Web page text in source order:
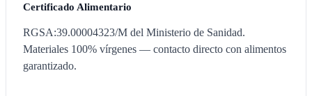
Certificado Alimentario
RGSA:39.00004323/M del Ministerio de Sanidad.
Materiales 100% vírgenes — contacto directo con alimentos
garantizado.